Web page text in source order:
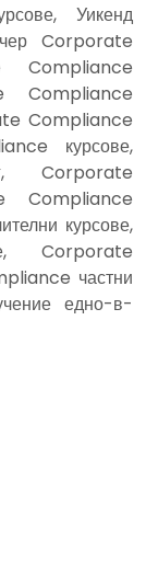
Уикенд
Corporate
Compliance
Compliance
Compliance
курсове,
Corporate
Compliance
курсове,
Corporate
частни
едно-в-